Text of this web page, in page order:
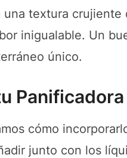
textura crujiente
inigualable. Un
único.
cómo
junto con los